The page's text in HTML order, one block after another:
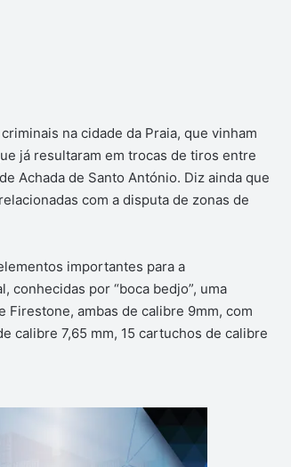
na cidade da Praia, que vinham
já resultaram em trocas de tiros entre
Achada de Santo António. Diz ainda que
com a disputa de zonas de
importantes para a
conhecidas por “boca bedjo”, uma
Firestone, ambas de calibre 9mm, com
calibre 7,65 mm, 15 cartuchos de calibre